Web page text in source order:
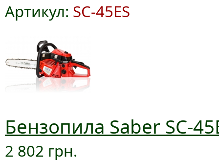
Артикул: SC-45ES
Бензопила Saber SC-
2 802 грн.